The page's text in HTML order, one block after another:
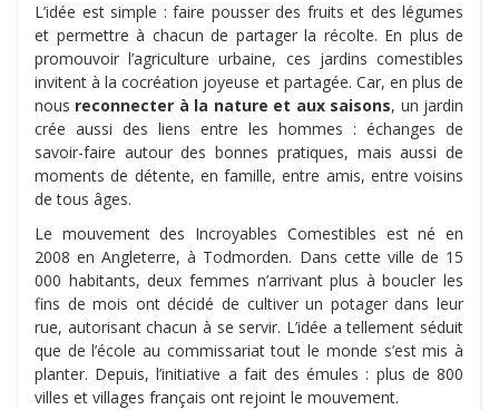
L’idée est simple : faire pousser des fruits et des légumes
et permettre à chacun de partager la récolte. En plus de
promouvoir l’agriculture urbaine, ces jardins comestibles
invitent à la cocréation joyeuse et partagée. Car, en plus de
nous reconnecter à la nature et aux saisons, un jardin
crée aussi des liens entre les hommes : échanges de
savoir-faire autour des bonnes pratiques, mais aussi de
moments de détente, en famille, entre amis, entre voisins
de tous âges.
Le mouvement des Incroyables Comestibles est né en
2008 en Angleterre, à Todmorden. Dans cette ville de 15
000 habitants, deux femmes n’arrivant plus à boucler les
fins de mois ont décidé de cultiver un potager dans leur
rue, autorisant chacun à se servir. L’idée a tellement séduit
que de l’école au commissariat tout le monde s’est mis à
planter. Depuis, l’initiative a fait des émules : plus de 800
villes et villages français ont rejoint le mouvement.